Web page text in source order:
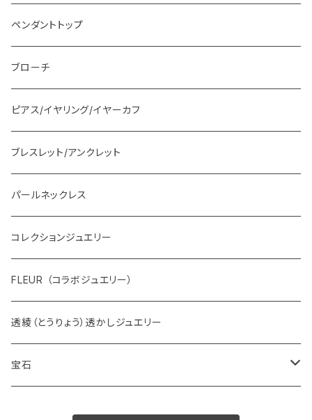
ペンダントトップ
ブローチ
ピアス/イヤリング/イヤーカフ
ブレスレット/アンクレット
パールネックレス
コレクションジュエリー
FLEUR （コラボジュエリー）
透綾（とうりょう）透かしジュエリー
宝石